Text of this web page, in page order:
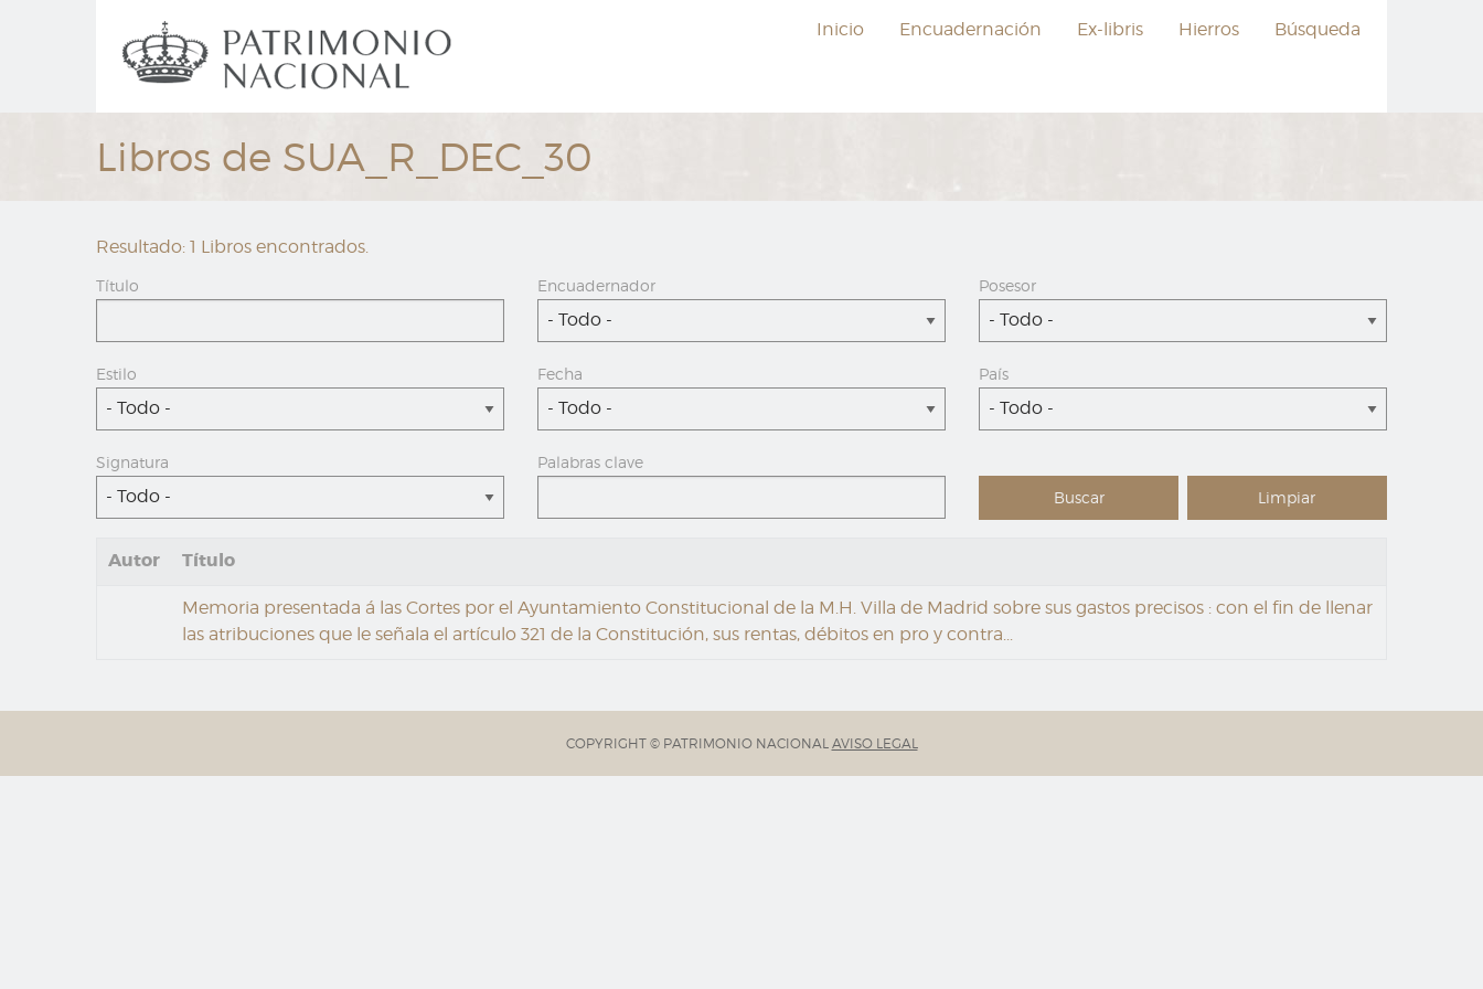
Navegación
principal
Inicio Encuadernación Ex-libris Hierros Búsqueda
Libros de SUA_R_DEC_30
Resultado: 1 Libros encontrados.
Título Encuadernador
- Todo -
Posesor
- Todo -
Estilo
- Todo -
Fecha
- Todo -
País
- Todo -
Signatura
- Todo -
Palabras clave
Autor Título
Memoria presentada á las Cortes por el Ayuntamiento Constitucional de la M.H. Villa de Madrid sobre sus gastos precisos : con el fin de llenar
las atribuciones que le señala el artículo 321 de la Constitución, sus rentas, débitos en pro y contra...
COPYRIGHT © PATRIMONIO NACIONAL AVISO LEGAL